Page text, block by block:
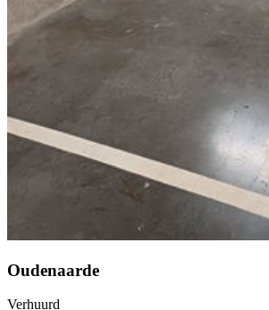
Oudenaarde
Verhuurd